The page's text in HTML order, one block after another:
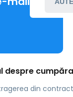
despre
din contract